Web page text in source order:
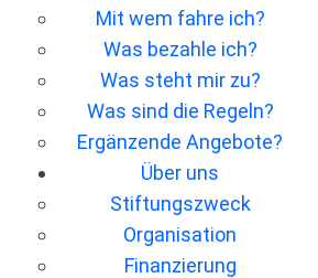
Mit wem fahre ich?
Was bezahle ich?
Was steht mir zu?
Was sind die Regeln?
Ergänzende Angebote?
Über uns
Stiftungszweck
Organisation
Finanzierung